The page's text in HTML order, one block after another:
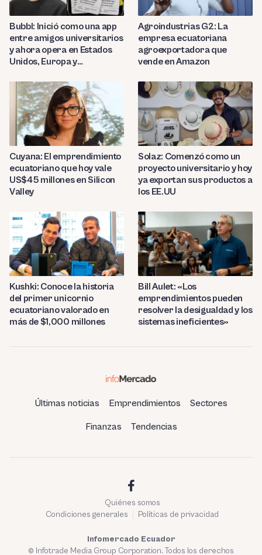
Bubbl: Inició como una app
entre amigos universitarios
y ahora opera en Estados
Unidos, Europa y
Agroindustrias G2: La
empresa ecuatoriana
agroexportadora que
vende en Amazon
Cuyana: El emprendimiento
ecuatoriano que hoy vale
US$45 millones en Silicon
Valley
Solaz: Comenzó como un
proyecto universitario y hoy
ya exportan sus productos a
los EE.UU
Kushki: Conoce la historia
del primer unicornio
ecuatoriano valorado en
más de $1,000 millones
Bill Aulet: «Los
emprendimientos pueden
resolver la desigualdad y los
sistemas ineficientes»
Últimas noticias Emprendimientos Sectores
Finanzas Tendencias
Quiénes somos
Condiciones generales
Políticas de privacidad
Infomercado Ecuador
© Infotrade Media Group Corporation. Todos los derechos